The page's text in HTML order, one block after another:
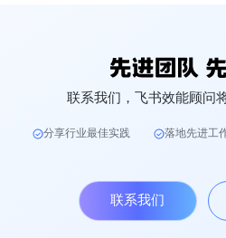
联系我们，飞书效能顾问
分享行业最佳实践 落地先进工
联系我们